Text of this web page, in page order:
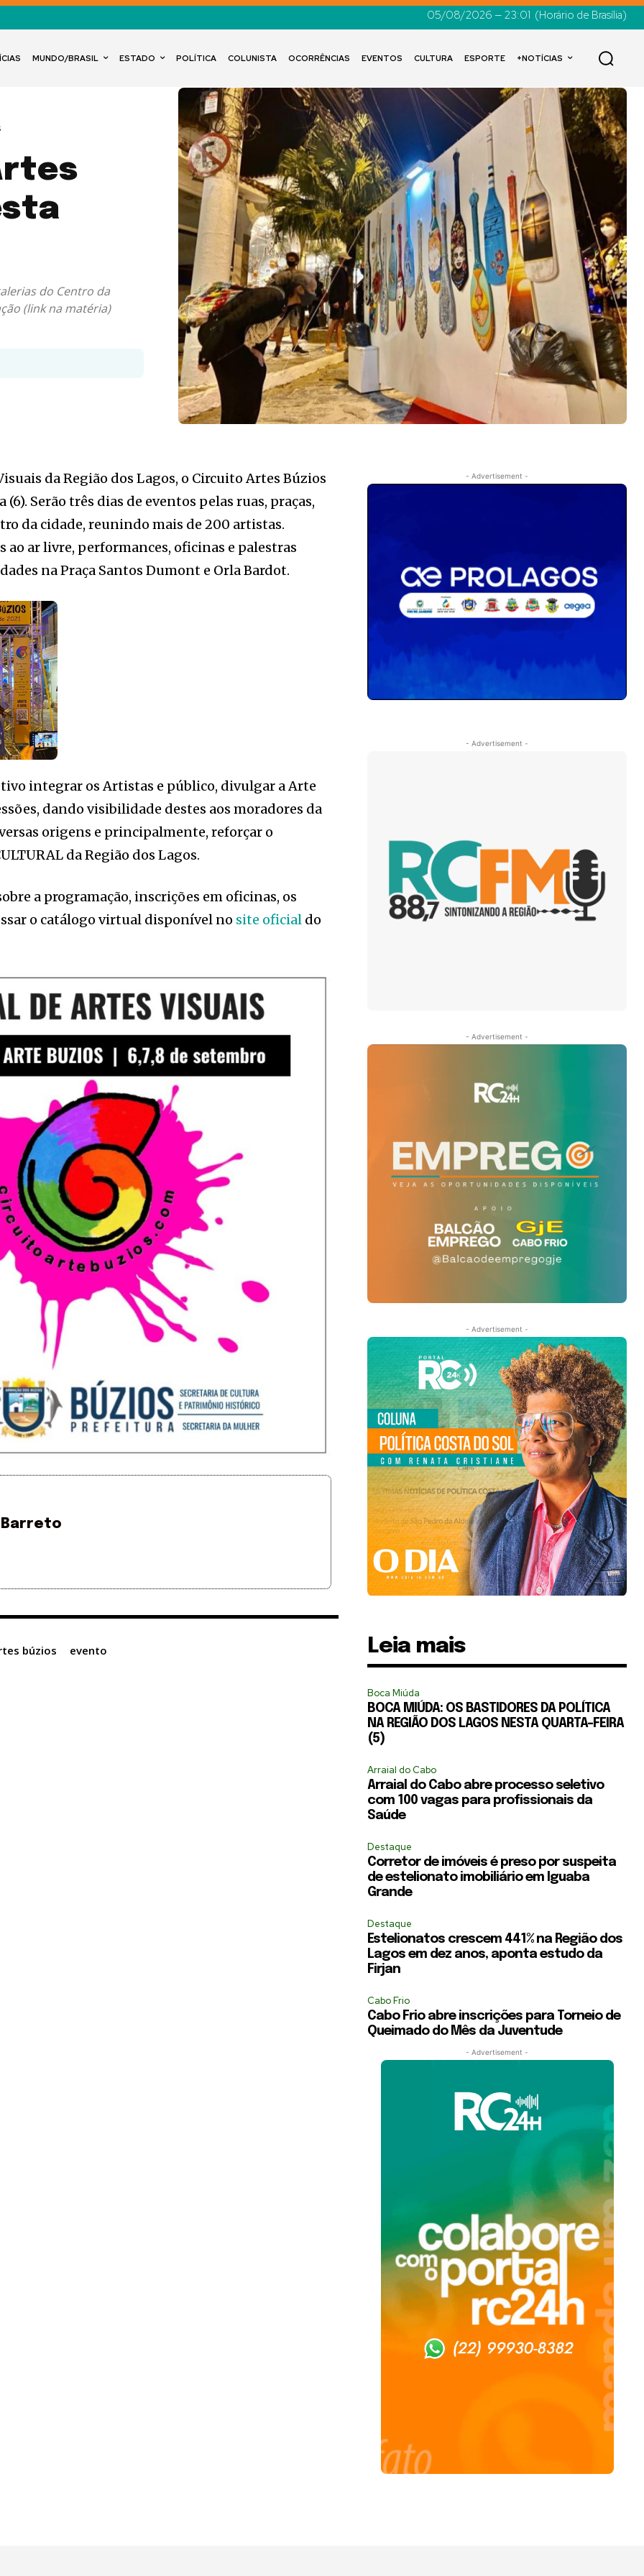
05/08/2026 — 23:01 (Horário de Brasília)
MUNDO/BRASIL ESTADO POLÍTICA COLUNISTA OCORRÊNCIAS EVENTOS CULTURA ESPORTE +NOTÍCIAS
do Centro da
(link na matéria)
da Região dos Lagos, o Circuito Artes Búzios
Serão três dias de eventos pelas ruas, praças,
da cidade, reunindo mais de 200 artistas.
ao ar livre, performances, oficinas e palestras
na Praça Santos Dumont e Orla Bardot.
integrar os Artistas e público, divulgar a Arte
dando visibilidade destes aos moradores da
origens e principalmente, reforçar o
da Região dos Lagos.
a programação, inscrições em oficinas, os
o catálogo virtual disponível no site oficial do
Barreto
búzios evento
- Advertisement -
- Advertisement -
- Advertisement -
- Advertisement -
Leia mais
Boca Miúda
BOCA MIÚDA: OS BASTIDORES DA POLÍTICA
NA REGIÃO DOS LAGOS NESTA QUARTA-FEIRA
(5)
Arraial do Cabo
Arraial do Cabo abre processo seletivo
com 100 vagas para profissionais da
Saúde
Destaque
Corretor de imóveis é preso por suspeita
de estelionato imobiliário em Iguaba
Grande
Destaque
Estelionatos crescem 441% na Região dos
Lagos em dez anos, aponta estudo da
Firjan
Cabo Frio
Cabo Frio abre inscrições para Torneio de
Queimado do Mês da Juventude
- Advertisement -